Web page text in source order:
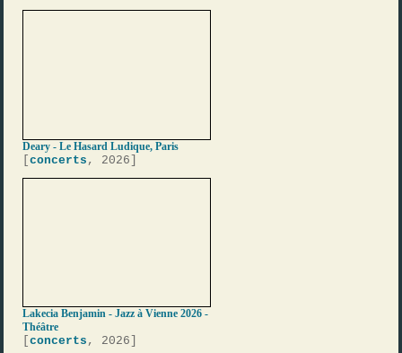
Deary - Le Hasard Ludique, Paris
[concerts , 2026]
Lakecia Benjamin - Jazz à Vienne 2026 -
Théâtre
[concerts , 2026]